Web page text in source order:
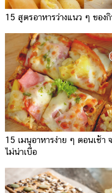
15 สูตรอาหารว่างแนว ๆ ของ
15 เมนูอาหารง่าย ๆ ตอนเช้
ไม่น่าเบื่อ